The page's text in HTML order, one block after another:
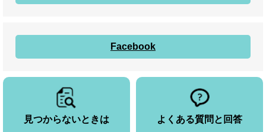
Facebook
見つからないときは よくある質問と回答